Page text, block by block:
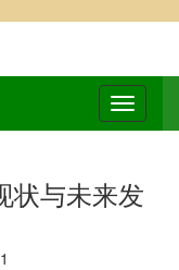
状与未来发